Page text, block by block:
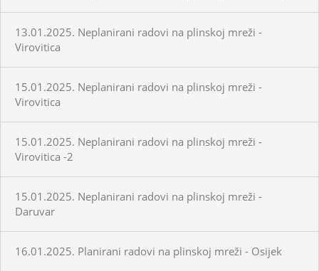
13.01.2025. Neplanirani radovi na plinskoj mreži -
Virovitica
15.01.2025. Neplanirani radovi na plinskoj mreži -
Virovitica
15.01.2025. Neplanirani radovi na plinskoj mreži -
Virovitica -2
15.01.2025. Neplanirani radovi na plinskoj mreži -
Daruvar
16.01.2025. Planirani radovi na plinskoj mreži - Osijek